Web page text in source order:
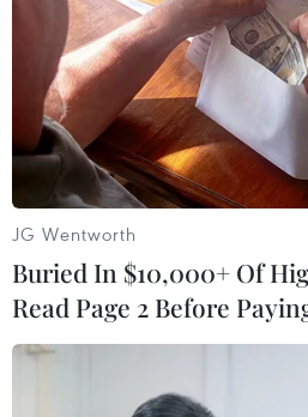
TIN LIÊN QUAN
JG Wentworth
Buried In $10,000+ Of
Read Page 2 Before